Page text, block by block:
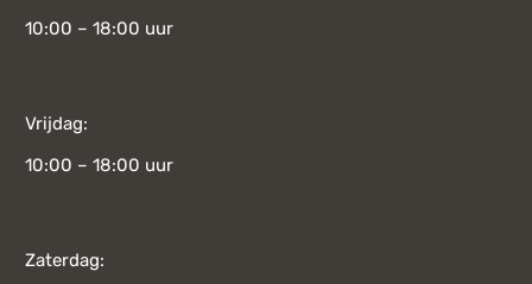
10:00 – 18:00 uur
Vrijdag:
10:00 – 18:00 uur
Zaterdag: